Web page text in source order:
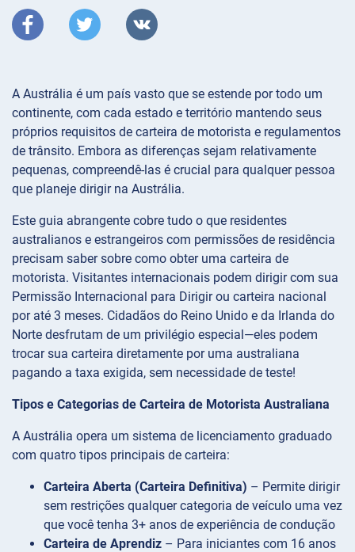
A Austrália é um país vasto que se estende por todo um
continente, com cada estado e território mantendo seus
próprios requisitos de carteira de motorista e regulamentos
de trânsito. Embora as diferenças sejam relativamente
pequenas, compreendê-las é crucial para qualquer pessoa
que planeje dirigir na Austrália.
Este guia abrangente cobre tudo o que residentes
australianos e estrangeiros com permissões de residência
precisam saber sobre como obter uma carteira de
motorista. Visitantes internacionais podem dirigir com sua
Permissão Internacional para Dirigir ou carteira nacional
por até 3 meses. Cidadãos do Reino Unido e da Irlanda do
Norte desfrutam de um privilégio especial—eles podem
trocar sua carteira diretamente por uma australiana
pagando a taxa exigida, sem necessidade de teste!
Tipos e Categorias de Carteira de Motorista Australiana
A Austrália opera um sistema de licenciamento graduado
com quatro tipos principais de carteira:
Carteira Aberta (Carteira Definitiva) – Permite dirigir
sem restrições qualquer categoria de veículo uma vez
que você tenha 3+ anos de experiência de condução
Carteira de Aprendiz – Para iniciantes com 16 anos